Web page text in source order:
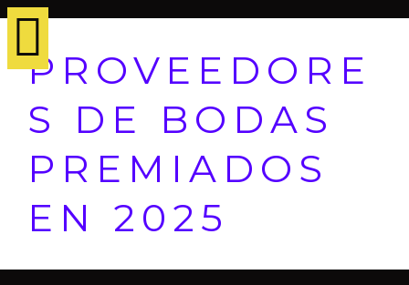
PROVEEDORE
S DE BODAS
PREMIADOS
EN 2025